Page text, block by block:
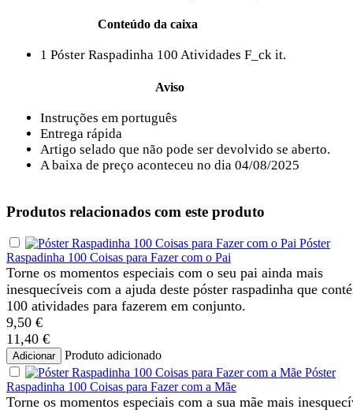
Conteúdo da caixa
1 Póster Raspadinha 100 Atividades F_ck it.
Aviso
Instruções em português
Entrega rápida
Artigo selado que não pode ser devolvido se aberto.
A baixa de preço aconteceu no dia 04/08/2025
Produtos relacionados com este produto
Póster
Raspadinha 100 Coisas para Fazer com o Pai
Torne os momentos especiais com o seu pai ainda mais
inesquecíveis com a ajuda deste póster raspadinha que
100 atividades para fazerem em conjunto.
9,50 €
11,40 €
Adicionar
Produto adicionado
Póster
Raspadinha 100 Coisas para Fazer com a Mãe
Torne os momentos especiais com a sua mãe mais